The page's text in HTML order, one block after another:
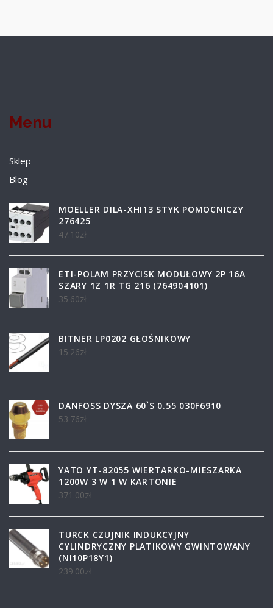
Menu
Sklep
Blog
MOELLER DILA-XHI13 STYK POMOCNICZY
276425
47.10zł
ETI-POLAM PRZYCISK MODUŁOWY 2P 16A
SZARY 1Z 1R TG 216 (764904101)
35.60zł
BITNER LP0202 GŁOŚNIKOWY
15.26zł
DANFOSS DYSZA 60`S 0.55 030F6910
53.76zł
YATO YT-82055 WIERTARKO-MIESZARKA
1200W 3 W 1 W KARTONIE
371.00zł
TURCK CZUJNIK INDUKCYJNY
CYLINDRYCZNY PLATIKOWY GWINTOWANY
(NI10P18Y1)
239.00zł